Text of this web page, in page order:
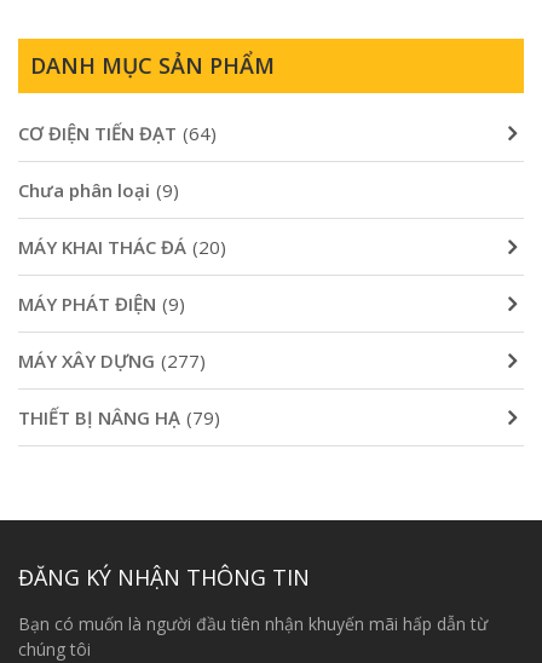
4,900,000₫.
DANH MỤC SẢN PHẨM
CƠ ĐIỆN TIẾN ĐẠT (64)
Chưa phân loại (9)
MÁY KHAI THÁC ĐÁ (20)
MÁY PHÁT ĐIỆN (9)
MÁY XÂY DỰNG (277)
THIẾT BỊ NÂNG HẠ (79)
ĐĂNG KÝ NHẬN THÔNG TIN
Bạn có muốn là người đầu tiên nhận khuyến mãi hấp dẫn từ
chúng tôi